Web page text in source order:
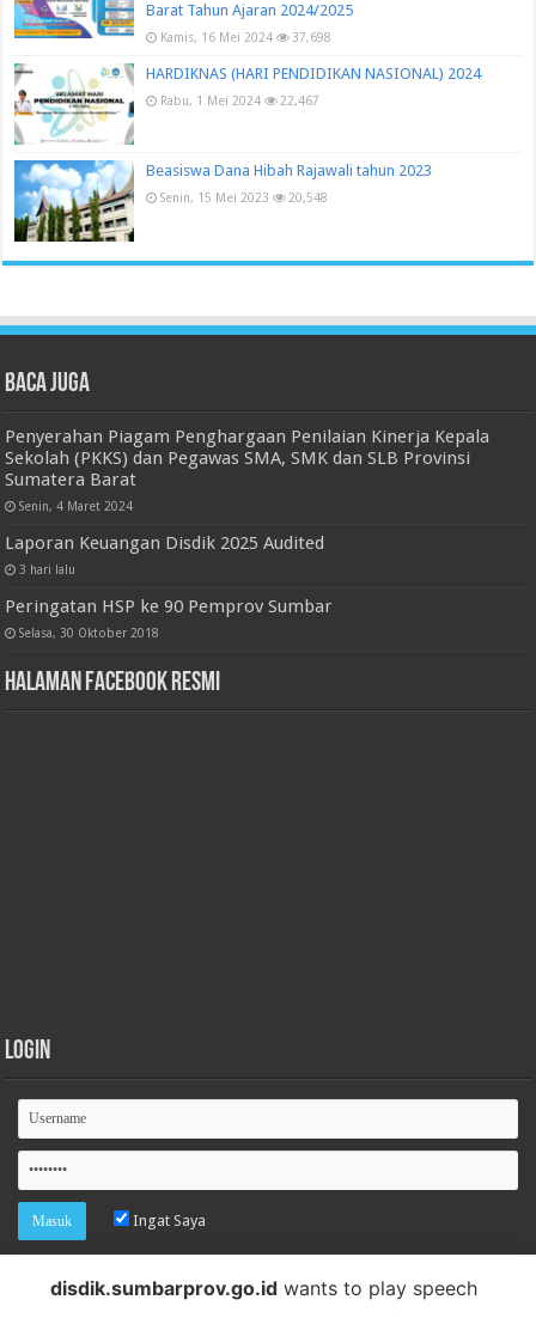
Barat Tahun Ajaran 2024/2025
Kamis, 16 Mei 2024 37,698
HARDIKNAS (HARI PENDIDIKAN NASIONAL) 2024
Rabu, 1 Mei 2024 22,467
Beasiswa Dana Hibah Rajawali tahun 2023
Senin, 15 Mei 2023 20,548
Baca juga
Penyerahan Piagam Penghargaan Penilaian Kinerja Kepala
Sekolah (PKKS) dan Pegawas SMA, SMK dan SLB Provinsi
Sumatera Barat
Senin, 4 Maret 2024
Laporan Keuangan Disdik 2025 Audited
3 hari lalu
Peringatan HSP ke 90 Pemprov Sumbar
Selasa, 30 Oktober 2018
Halaman Facebook Resmi
Login
Ingat Saya
Lupa password
disdik.sumbarprov.go.idwants to play speech